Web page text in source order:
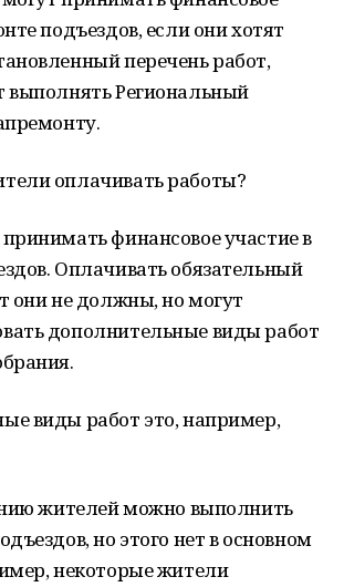
подъездов, если они хотят
перечень работ,
выполнять Региональный
оплачивать работы?
финансовое участие в
Оплачивать обязательный
они не должны, но могут
дополнительные виды работ
виды работ это, например,
жителей можно выполнить
но этого нет в основном
некоторые жители